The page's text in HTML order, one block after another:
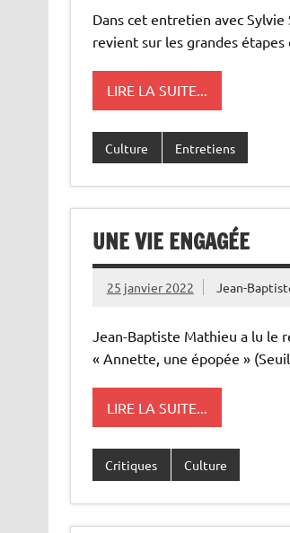
Dans cet entretien avec
revient sur les grandes
LIRE LA SUITE...
Culture Entretiens
UNE VIE ENGAGÉE
25 janvier 2022 Jean-
Jean-Baptiste Mathieu a lu le
« Annette, une épopée »
LIRE LA SUITE...
Critiques Culture